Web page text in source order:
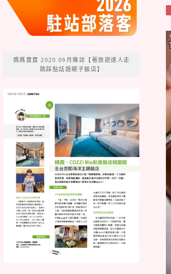
媽媽寶寶 2020.09月雜誌【著旅遊達人走
跳踩點話題親子飯店】